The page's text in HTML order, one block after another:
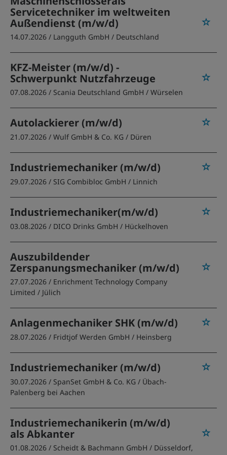
Servicetechniker im weltweiten
Außendienst (m/w/d)
14.07.2026 / Langguth GmbH / Deutschland
KFZ-Meister (m/w/d) -
Schwerpunkt Nutzfahrzeuge
07.08.2026 / Scania Deutschland GmbH / Würselen
Autolackierer (m/w/d)
21.07.2026 / Wulf GmbH & Co. KG / Düren
Industriemechaniker (m/w/d)
29.07.2026 / SIG Combibloc GmbH / Linnich
Industriemechaniker(m/w/d)
03.08.2026 / DICO Drinks GmbH / Hückelhoven
Auszubildender
Zerspanungsmechaniker (m/w/d)
27.07.2026 / Enrichment Technology Company
Limited / Jülich
Anlagenmechaniker SHK (m/w/d)
28.07.2026 / Fridtjof Werden GmbH / Heinsberg
Industriemechaniker (m/w/d)
30.07.2026 / SpanSet GmbH & Co. KG / Übach-
Palenberg bei Aachen
Industriemechanikerin (m/w/d)
als Abkanter
01.08.2026 / Scheidt & Bachmann GmbH / Düsseldorf,